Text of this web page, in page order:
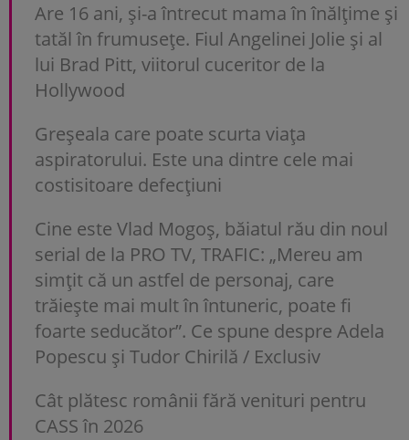
Are 16 ani, și-a întrecut mama în înălțime și
tatăl în frumusețe. Fiul Angelinei Jolie și al
lui Brad Pitt, viitorul cuceritor de la
Hollywood
Greșeala care poate scurta viața
aspiratorului. Este una dintre cele mai
costisitoare defecțiuni
Cine este Vlad Mogoș, băiatul rău din noul
serial de la PRO TV, TRAFIC: „Mereu am
simțit că un astfel de personaj, care
trăiește mai mult în întuneric, poate fi
foarte seducător”. Ce spune despre Adela
Popescu și Tudor Chirilă / Exclusiv
Cât plătesc românii fără venituri pentru
CASS în 2026